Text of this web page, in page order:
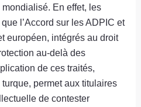
En effet, les
l’Accord sur les ADPIC et
européen, intégrés au droit
au-delà des
de ces traités,
permet aux titulaires
de contester